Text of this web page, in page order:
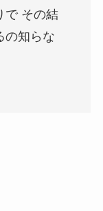
で その結
の知らな